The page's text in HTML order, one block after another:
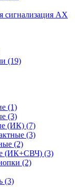
AX
(19)
(1)
(3)
(ИК) (7)
(3)
(2)
(ИК+СВЧ) (3)
(2)
(3)